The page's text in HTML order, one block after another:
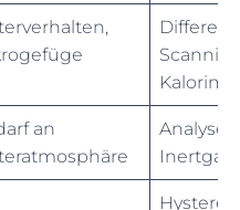
an
Analyse